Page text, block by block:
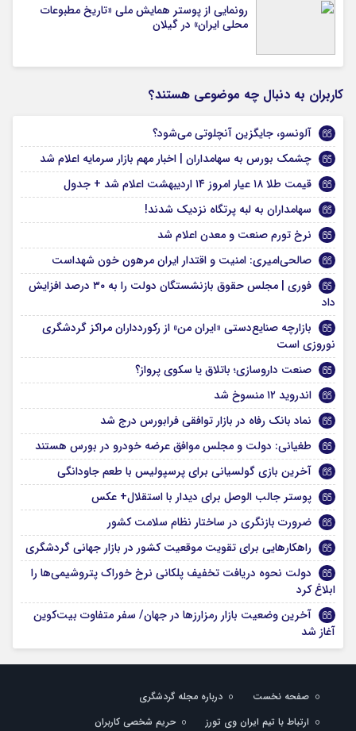
رونمایی از پوستر همایش ملی «تاریخ مطبوعات
محلی ایران» در گیلان
کاربران به دنبال چه موضوعی هستند؟
آلونسو، جایگزین آنچلوتی می‌شود؟
چشمک بورس به سهامداران | اخبار مهم بازار سرمایه اعلام شد
قیمت طلا ۱۸ عیار امروز ۱۴ اردیبهشت اعلام شد + جدول
سهامداران به لبه پرتگاه نزدیک شدند!
نرخ تورم صنعت و معدن اعلام شد
صالحی‌امیری: امنیت و اقتدار ایران مرهون خون شهداست
فوری | مجلس حقوق بازنشستگان دولت را به ۳۰ درصد افزایش
داد
بازارچه صنایع‌دستی «ایران من» از رکوردداران مراکز گردشگری
نوروزی است
صنعت داروسازی؛ باتلاق یا سکوی پرواز؟
اندروید ۱۲ منسوخ شد
نماد بانک رفاه در بازار توافقی فرابورس درج شد
طغیانی: دولت و مجلس موافق عرضه خودرو در بورس هستند
آخرین بازی گولسیانی برای پرسپولیس با طعم جاودانگی
پوستر جالب الوصل برای دیدار با استقلال+ عکس
ضرورت بازنگری در ساختار نظام سلامت کشور
راهکارهایی برای تقویت موقعیت کشور در بازار جهانی گردشگری
دولت نحوه دریافت تخفیف پلکانی نرخ خوراک پتروشیمی‌ها را
ابلاغ کرد
آخرین وضعیت بازار رمزارزها در جهان/ سفر متفاوت بیت‌کوین
آغاز شد
صفحه نخست
درباره مجله گردشگری
ارتباط با تیم ایران وی تورز
حریم شخصی کاربران